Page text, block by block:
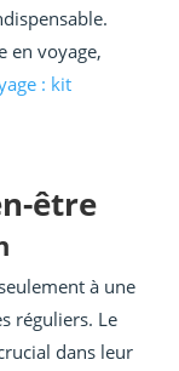
en voyage,
: kit
être
à une
réguliers. Le
dans leur